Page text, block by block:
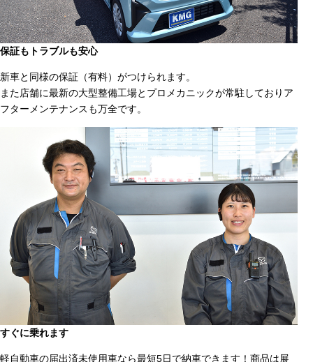
保証もトラブルも安心
新車と同様の保証（有料）がつけられます。
また店舗に最新の大型整備工場とプロメカニックが常駐しておりア
フターメンテナンスも万全です。
すぐに乗れます
軽自動車の届出済未使用車なら最短5日で納車できます！商品は展